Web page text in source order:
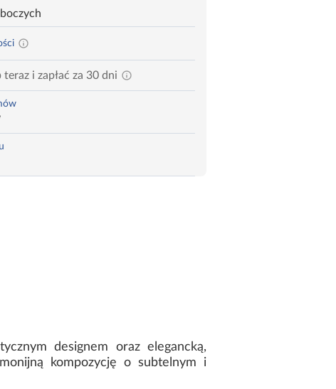
teraz i zapłać za 30 dni
designem oraz elegancką,
kompozycję o subtelnym i